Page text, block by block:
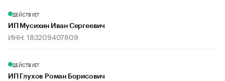
ДЕЙСТВУЕТ
ИП Мусихин Иван Сергеевич
ИНН: 183209407809
ДЕЙСТВУЕТ
ИП Глухов Роман Борисович